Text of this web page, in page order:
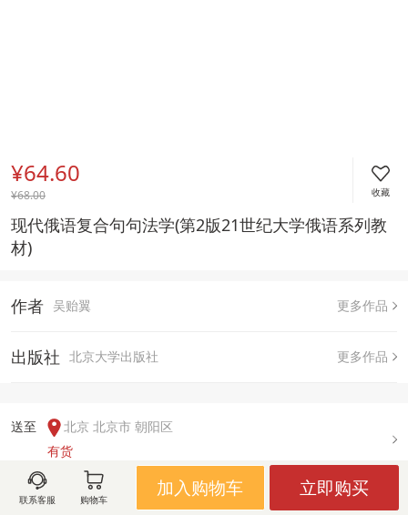
¥64.60
¥68.00 收藏
现代俄语复合句句法学(第2版21世纪大学俄语系列教
材)
作者 吴贻翼 更多作品
出版社 北京大学出版社 更多作品
送至
北京 北京市 朝阳区
有货
联系客服 购物车
加入购物车 立即购买